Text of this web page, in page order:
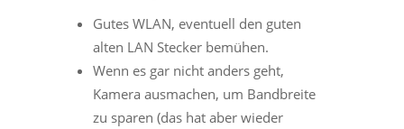
Gutes WLAN, eventuell den guten
alten LAN Stecker bemühen.
Wenn es gar nicht anders geht,
Kamera ausmachen, um Bandbreite
zu sparen (das hat aber wieder